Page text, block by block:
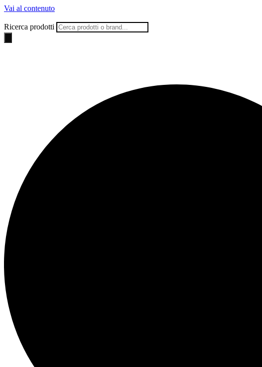
Vai al contenuto
Ricerca prodotti